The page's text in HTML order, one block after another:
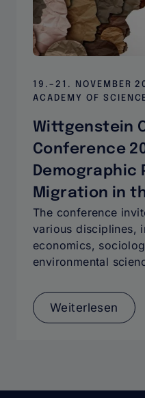
19.–21. NOVEMBER
ACADEMY OF
Wittgenstein
Conference
Demographic
Migration in
The conference
various disciplines,
economics,
environmental
Weiterlesen über